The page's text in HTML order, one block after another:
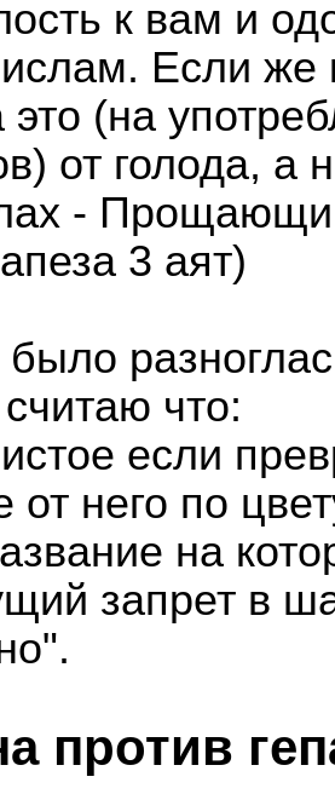
к вам и
Если же
это (на
от голода, а
-
3 аят)
что:
если
от него по
на
запрет в
против